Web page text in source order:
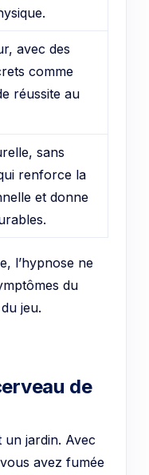
avec des
comme
réussite au
sans
renforce la
et donne
l’hypnose ne
du
jeu.
de
un jardin. Avec
avez fumée